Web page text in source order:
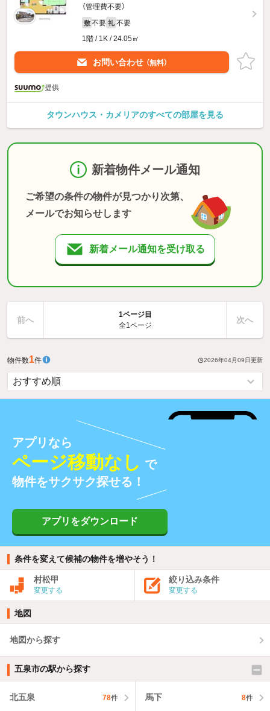
（管理費不要）
敷 不要 礼 不要
1階 / 1K / 24.05㎡
お問い合わせ （無料）
提供
タウンハウス・カメリアのすべての部屋を見る
新着物件メール通知
ご希望の条件の物件が見つかり次第、
メールでお知らせします
新着メール通知を受け取る
前へ
1ページ目
全1ページ
次へ
物件数1件 2026年04月09日更新
アプリなら
ページ移動なし で
物件をサクサク探せる！
アプリをダウンロード
条件を変えて候補の物件を増やそう！
村松甲
変更する
絞り込み条件
変更する
地図
地図から探す
五泉市の駅から探す
北五泉 78件 馬下 8件